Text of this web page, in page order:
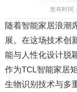
发布时间
随着智能家居浪潮
展。在这场技术创
能与人性化设计脱
作为TCL智能家居
生物识别技术与多